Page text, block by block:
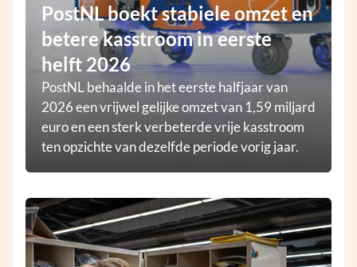
PostNL boekt stabiele omzet en
betere kasstroom in eerste
helft 2026
PostNL behaalde in het eerste halfjaar van
2026 een vrijwel gelijke omzet van 1,59 miljard
euro en een sterk verbeterde vrije kasstroom
ten opzichte van dezelfde periode vorig jaar.